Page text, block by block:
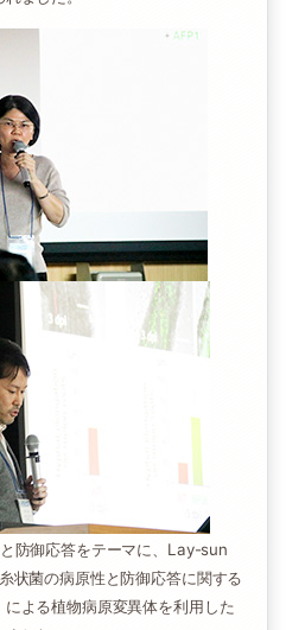
防御応答をテーマに、Lay-sun
状菌の病原性と防御応答に関する
よる植物病原変異体を利用した